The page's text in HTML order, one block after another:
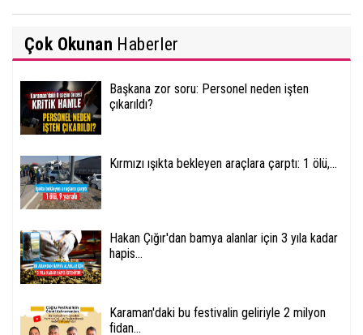
Çok Okunan Haberler
Başkana zor soru: Personel neden işten
çıkarıldı?
Kırmızı ışıkta bekleyen araçlara çarptı: 1 ölü,...
Hakan Çığır'dan bamya alanlar için 3 yıla kadar
hapis...
Karaman'daki bu festivalin geliriyle 2 milyon
fidan...